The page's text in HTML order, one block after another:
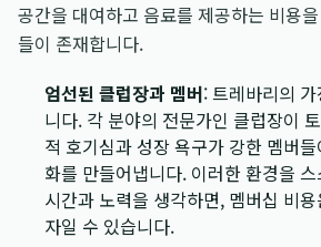
공간을 대여하고 음료를 제공하는 비용
들이 존재합니다.
엄선된 클럽장과 멤버: 트레바리의 가
니다. 각 분야의 전문가인 클럽장이
적 호기심과 성장 욕구가 강한 멤버
화를 만들어냅니다. 이러한 환경을
시간과 노력을 생각하면, 멤버십 비
자일 수 있습니다.